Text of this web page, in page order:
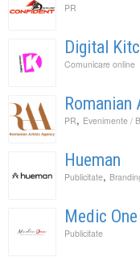
PR
Digital
Comunicare online
PR, Evenimente /
Hueman
Publicitate,
Medic One
Publicitate